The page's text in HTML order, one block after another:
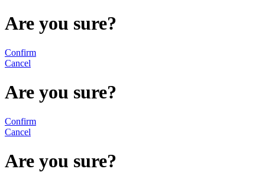
Are you sure?
Confirm
Cancel
Are you sure?
Confirm
Cancel
Are you sure?